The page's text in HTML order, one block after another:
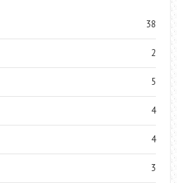
38
2
5
4
4
3